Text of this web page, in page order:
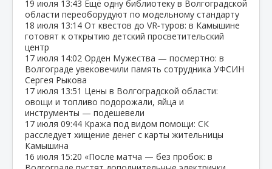
19 июля 13:43 Ещё одну библиотеку в Волгоградской
области переоборудуют по модельному стандарту
18 июля 13:14 От квестов до VR‑туров: в Камышине
готовят к открытию детский просветительский
центр
17 июля 14:02 Орден Мужества — посмертно: в
Волгограде увековечили память сотрудника УФСИН
Сергея Рыкова
17 июля 13:51 Цены в Волгоградской области:
овощи и топливо подорожали, яйца и
инструменты — подешевели
17 июля 09:44 Кража под видом помощи: СК
расследует хищение денег с карты жительницы
Камышина
16 июля 15:20 «После матча — без пробок: в